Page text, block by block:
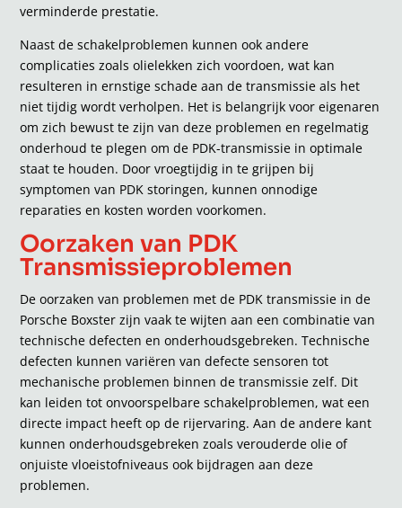
verminderde prestatie.
Naast de schakelproblemen kunnen ook andere
complicaties zoals olielekken zich voordoen, wat kan
resulteren in ernstige schade aan de transmissie als het
niet tijdig wordt verholpen. Het is belangrijk voor eigenaren
om zich bewust te zijn van deze problemen en regelmatig
onderhoud te plegen om de PDK-transmissie in optimale
staat te houden. Door vroegtijdig in te grijpen bij
symptomen van PDK storingen, kunnen onnodige
reparaties en kosten worden voorkomen.
Oorzaken van PDK
Transmissieproblemen
De oorzaken van problemen met de PDK transmissie in de
Porsche Boxster zijn vaak te wijten aan een combinatie van
technische defecten en onderhoudsgebreken. Technische
defecten kunnen variëren van defecte sensoren tot
mechanische problemen binnen de transmissie zelf. Dit
kan leiden tot onvoorspelbare schakelproblemen, wat een
directe impact heeft op de rijervaring. Aan de andere kant
kunnen onderhoudsgebreken zoals verouderde olie of
onjuiste vloeistofniveaus ook bijdragen aan deze
problemen.